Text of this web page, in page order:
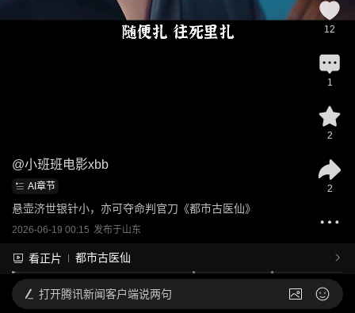
@小班班电影xbb
AI章节
悬壶济世银针小，亦可夺命判官刀《都市古医仙》
2026-06-19 00:15 发布于山东
看正片 都市古医仙
12
1
2
2
打开腾讯新闻客户端说两句